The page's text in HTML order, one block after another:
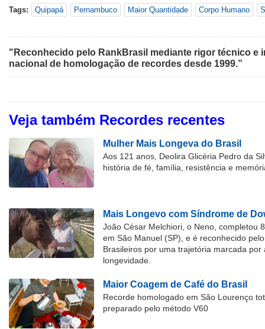
Tags: Quipapá Pernambuco Maior Quantidade Corpo Humano
"Reconhecido pelo RankBrasil mediante rigor técnico e
nacional de homologação de recordes desde 1999.”
Veja também Recordes recentes
Mulher Mais Longeva do Brasil
Aos 121 anos, Deolira Glicéria Pedro da
história de fé, família, resistência e
Mais Longevo com Síndrome de
João César Melchiori, o Neno, completou
em São Manuel (SP), e é reconhecido
Brasileiros por uma trajetória marcada por
longevidade.
Maior Coagem de Café do Brasil
Recorde homologado em São Lourenço
preparado pelo método V60